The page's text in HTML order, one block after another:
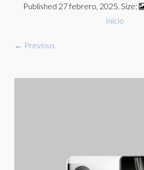
Published 27 febrero, 2025. Size:
Inicio
← Previous